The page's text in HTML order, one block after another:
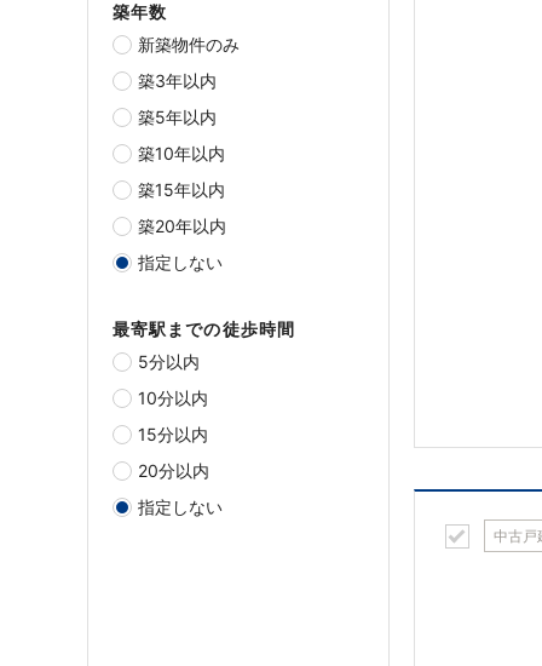
築年数
新築物件のみ
築3年以内
築5年以内
築10年以内
築15年以内
築20年以内
指定しない
最寄駅までの徒歩時間
5分以内
10分以内
15分以内
20分以内
指定しない
中古戸